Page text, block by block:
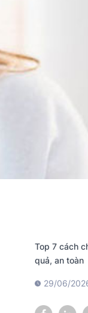
Top 7 cách
quả, an toàn
29/06/